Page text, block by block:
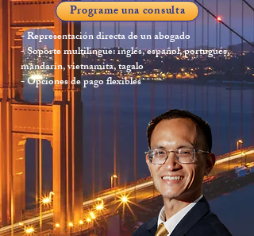
Programe una consulta
- Representación directa de un abogado
- Soporte multilingüe: inglés, español, portugués,
mandarín, vietnamita, tagalo
- Opciones de pago flexibles